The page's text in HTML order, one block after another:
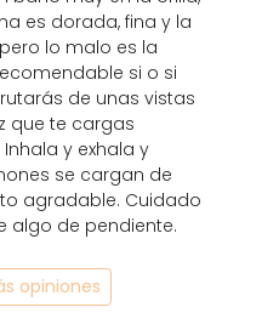
es dorada, fina y la
lo malo es la
si o si
de unas vistas
que te cargas
y exhala y
se cargan de
agradable. Cuidado
algo de pendiente.
opiniones